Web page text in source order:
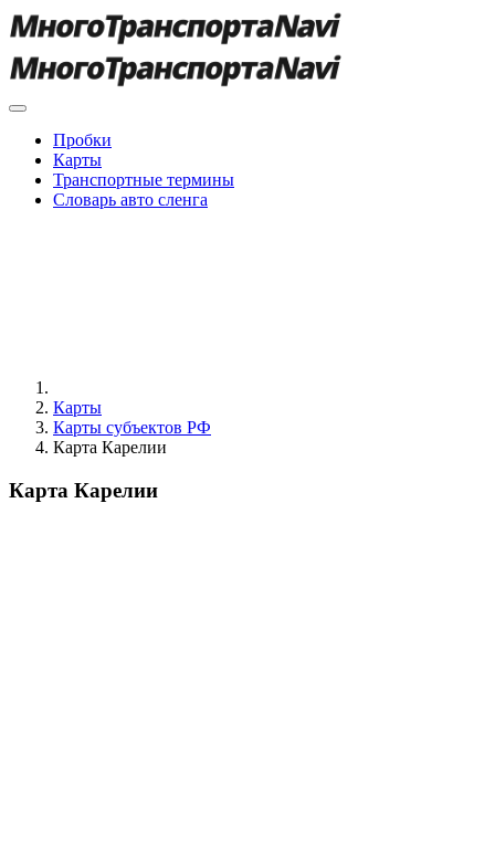
Пробки
Карты
Транспортные термины
Словарь авто сленга
Карты
Карты субъектов РФ
Карта Карелии
Карта Карелии